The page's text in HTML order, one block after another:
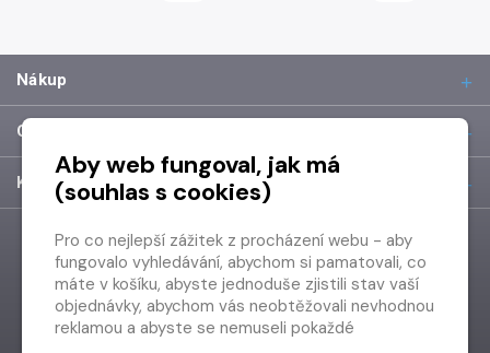
Nákup
O společnosti
Kontakt
Aby web fungoval, jak má
(souhlas s cookies)
Pro co nejlepší zážitek z procházení webu - aby
fungovalo vyhledávání, abychom si pamatovali, co
máte v košíku, abyste jednoduše zjistili stav vaší
objednávky, abychom vás neobtěžovali nevhodnou
reklamou a abyste se nemuseli pokaždé